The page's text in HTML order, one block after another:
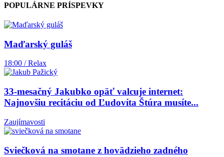
POPULÁRNE PRÍSPEVKY
Maďarský guláš
18:00 / Relax
33-mesačný Jakubko opäť valcuje internet:
Najnovšiu recitáciu od Ľudovíta Štúra musíte...
Zaujímavosti
Sviečková na smotane z hovädzieho zadného